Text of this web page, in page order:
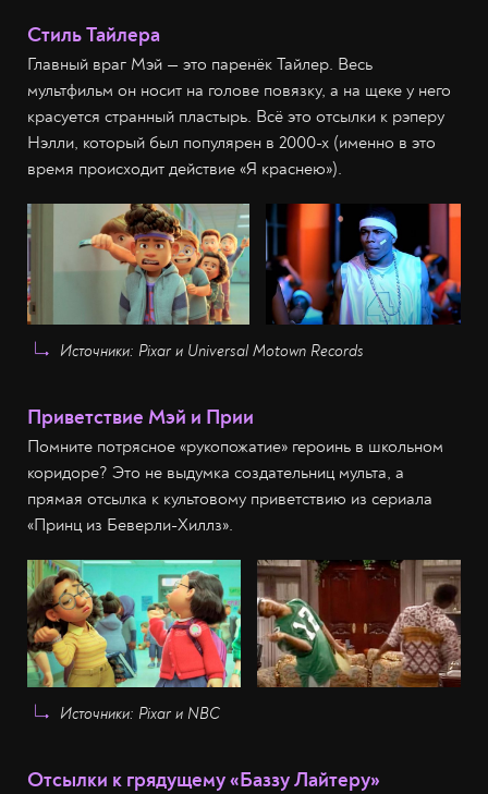
Стиль Тайлера
Главный враг Мэй — это паренёк Тайлер. Весь
мультфильм он носит на голове повязку, а на щеке у него
красуется странный пластырь. Всё это отсылки к рэперу
Нэлли, который был популярен в 2000-х (именно в это
время происходит действие «Я краснею»).
Источники: Pixar и Universal Motown Records
Приветствие Мэй и Прии
Помните потрясное «рукопожатие» героинь в школьном
коридоре? Это не выдумка создательниц мульта, а
прямая отсылка к культовому приветствию из сериала
«Принц из Беверли-Хиллз».
Источники: Pixar и NBC
Отсылки к грядущему «Баззу Лайтеру»